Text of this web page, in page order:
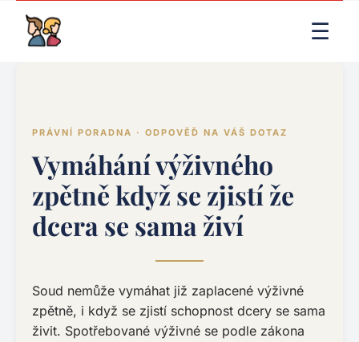
☰
PRÁVNÍ PORADNA · ODPOVĚĎ NA VÁŠ DOTAZ
Vymáhání výživného
zpětně když se zjistí že
dcera se sama živí
Soud nemůže vymáhat již zaplacené výživné
zpětně, i když se zjistí schopnost dcery se sama
živit. Spotřebované výživné se podle zákona